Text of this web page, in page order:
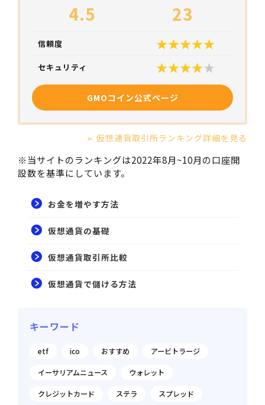
4.5 23
信頼度
セキュリティ
GMOコイン公式ページ
➢ 仮想通貨取引所ランキング詳細を見る
※当サイトのランキングは2022年8月~10月の口座開
設数を基準にしています。
お金を増やす方法
仮想通貨の基礎
仮想通貨取引所比較
仮想通貨で儲ける方法
キーワード
etf ico おすすめ
アービトラージ
イーサリアムニュース
ウォレット
クレジットカード
ステラ
スプレッド